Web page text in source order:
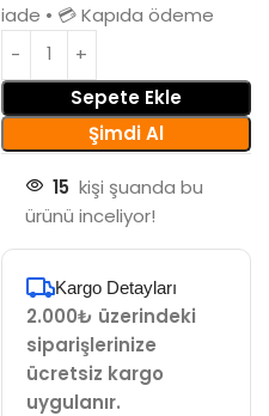
iade • 💳 Kapıda ödeme
Sepete Ekle
Şimdi Al
15 kişi şuanda bu
ürünü inceliyor!
Kargo Detayları
2.000₺ üzerindeki
siparişlerinize
ücretsiz kargo
uygulanır.